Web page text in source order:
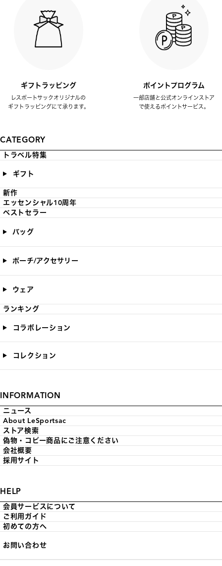
ギフトラッピング
レスポートサックオリジナルの
ギフトラッピングにて承ります。
ポイントプログラム
一部店舗と公式オンラインストア
で使えるポイントサービス。
CATEGORY
トラベル特集
ギフト
新作
エッセンシャル10周年
ベストセラー
バッグ
ポーチ/アクセサリー
ウェア
ランキング
コラボレーション
コレクション
INFORMATION
ニュース
About LeSportsac
ストア検索
偽物・コピー商品にご注意ください
会社概要
採用サイト
HELP
会員サービスについて
ご利用ガイド
初めての方へ
お問い合わせ